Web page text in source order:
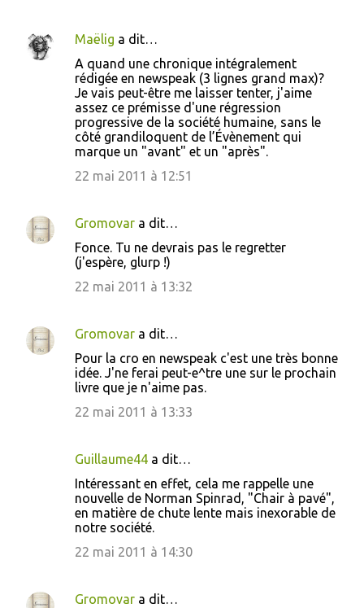
C
i
Maëlig a dit…
A quand une chronique intégralement
rédigée en newspeak (3 lignes grand max)?
Je vais peut-être me laisser tenter, j'aime
assez ce prémisse d'une régression
progressive de la société humaine, sans le
côté grandiloquent de l’Évènement qui
marque un "avant" et un "après".
22 mai 2011 à 12:51
Gromovar a dit…
Fonce. Tu ne devrais pas le regretter
(j'espère, glurp !)
22 mai 2011 à 13:32
Gromovar a dit…
Pour la cro en newspeak c'est une très bonne
idée. J'ne ferai peut-e^tre une sur le prochain
livre que je n'aime pas.
22 mai 2011 à 13:33
Guillaume44 a dit…
Intéressant en effet, cela me rappelle une
nouvelle de Norman Spinrad, "Chair à pavé",
en matière de chute lente mais inexorable de
notre société.
22 mai 2011 à 14:30
Gromovar a dit…